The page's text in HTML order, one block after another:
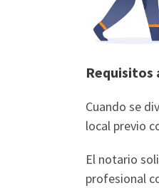
Requisitos
Cuando se
local previo
El notario
profesional